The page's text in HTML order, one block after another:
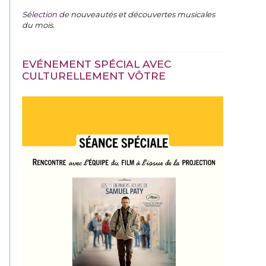
Sélection denouveautés et découvertes musicales
du mois.
EVÉNEMENT SPÉCIAL AVEC
CULTURELLEMENT VÔTRE